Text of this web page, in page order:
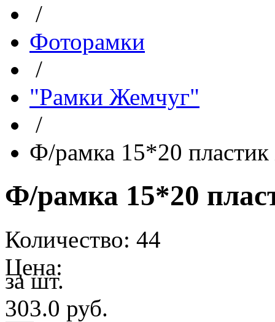
/
Фоторамки
/
"Рамки Жемчуг"
/
Ф/рамка 15*20
Ф/рамка 15*20
Количество: 44
Цена:
за шт.
303.0 руб.